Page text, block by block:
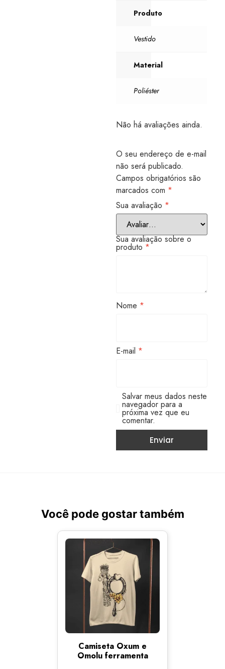
Produto
Vestido
Material
Poliéster
Não há avaliações ainda.
O seu endereço de e-mail
não será publicado.
Campos obrigatórios são
marcados com *
Sua avaliação *
Sua avaliação sobre o
produto *
Nome *
E-mail *
Salvar meus dados neste
navegador para a
próxima vez que eu
comentar.
Você pode gostar também
Camiseta Oxum e
Omolu ferramenta